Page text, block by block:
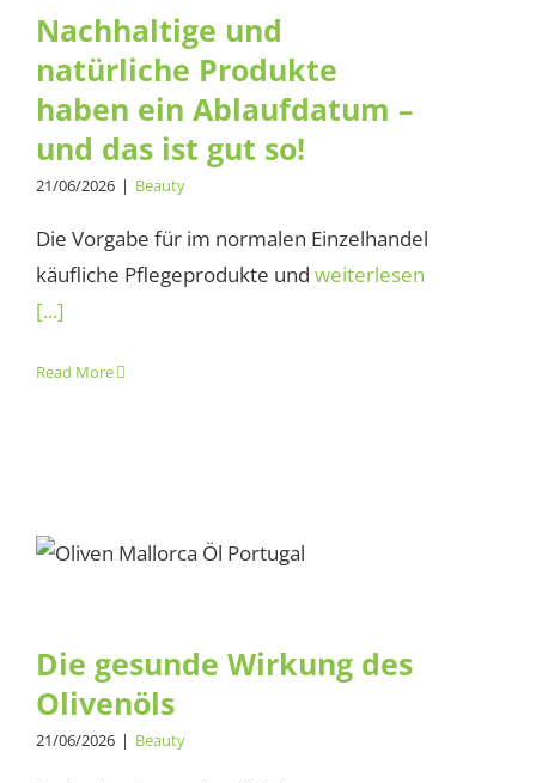
Nachhaltige und
natürliche Produkte
haben ein Ablaufdatum –
und das ist gut so!
21/06/2026 | Beauty
Die Vorgabe für im normalen Einzelhandel
käufliche Pflegeprodukte und weiterlesen
[...]
Read More
Die gesunde Wirkung des
Die gesunde Wirkung des
Olivenöls
21/06/2026 | Beauty